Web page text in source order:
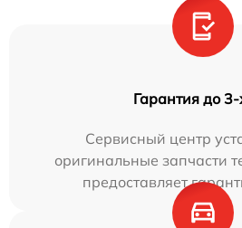
Гарантия до 3-
Сервисный центр
оригинальные запчасти
предоставляет